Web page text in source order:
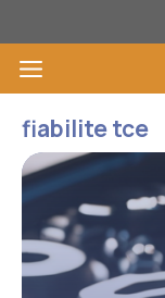
au
contenuMenu
fiabilite tce